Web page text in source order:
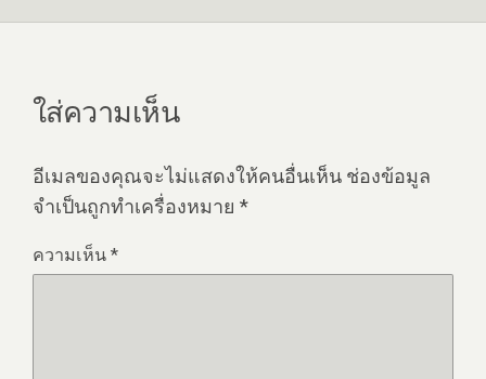
ใส่ความเห็น
อีเมลของคุณจะไม่แสดงให้คนอื่นเห็น ช่องข้อมูล
จำเป็นถูกทำเครื่องหมาย *
ความเห็น *